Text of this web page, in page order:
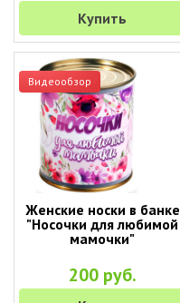
Купить
Видеообзор
Женские носки в банке
"Носочки для любимой
мамочки"
200 руб.